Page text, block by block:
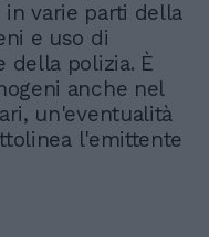
varie parti della
e uso di
della polizia. È
anche nel
un'eventualità
l'emittente